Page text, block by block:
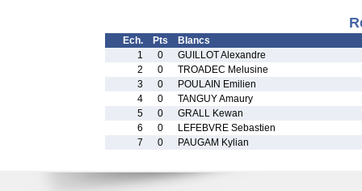
Ech. Pts
Blancs
1
0
GUILLOT Alexandre
2
0
TROADEC Melusine
3
0
POULAIN Emilien
4
0
TANGUY Amaury
5
0
GRALL Kewan
6
0
LEFEBVRE Sebastien
7
0 PAUGAM Kylian